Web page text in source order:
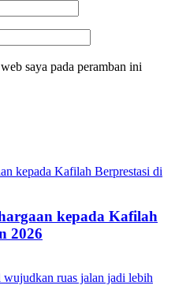
saya pada peramban ini
kepada Kafilah
2026